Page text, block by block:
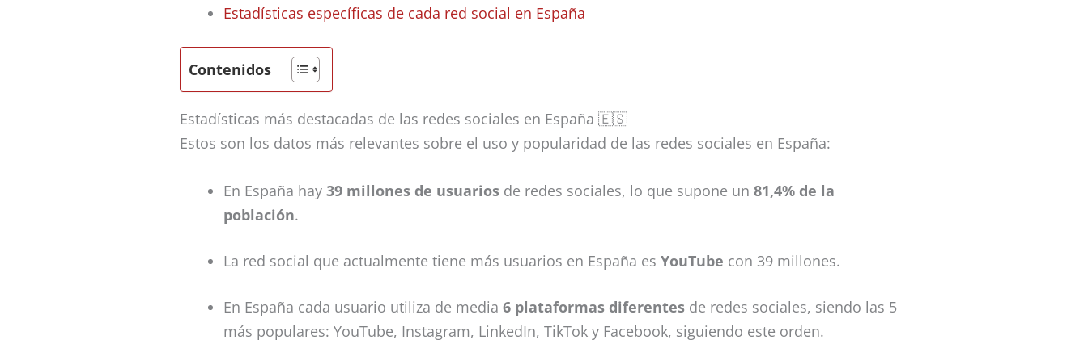
Estadísticas específicas de cada red social en España
Contenidos
Estadísticas más destacadas de las redes sociales en España 🇪🇸
Estos son los datos más relevantes sobre el uso y popularidad de las redes sociales en España:
En España hay 39 millones de usuarios de redes sociales, lo que supone un 81,4% de la
población.
La red social que actualmente tiene más usuarios en España es YouTube con 39 millones.
En España cada usuario utiliza de media 6 plataformas diferentes de redes sociales, siendo las 5
más populares: YouTube, Instagram, LinkedIn, TikTok y Facebook, siguiendo este orden.